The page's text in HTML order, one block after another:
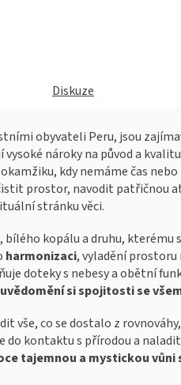
Diskuze
obyvateli Peru, jsou
nároky na původ a
kdy nemáme čas
prostor, navodit patřičnou
stránku věci.
kopálu a druhu, kterému
harmonizaci, vyladění
doteky s nebesy a obětní
uvědomění si spojitosti se
vše, co se dostalo z
do kontaktu s přírodou a
tajemnou a mystickou